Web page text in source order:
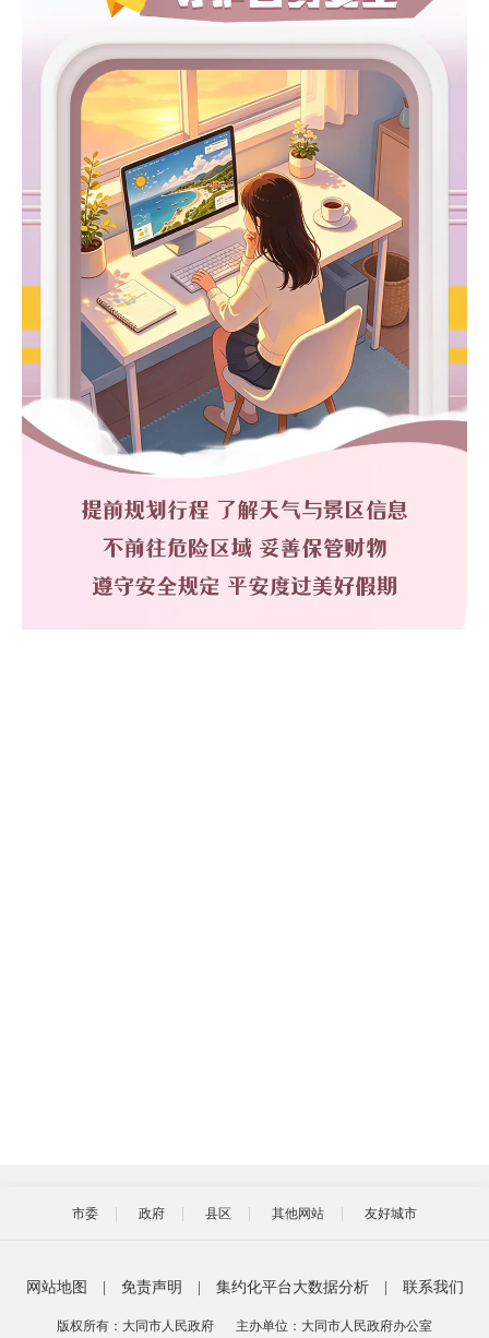
市委 政府 县区 其他网站 友好城市
网站地图 | 免责声明 | 集约化平台大数据分析 | 联系我们
版权所有：大同市人民政府 主办单位：大同市人民政府办公室